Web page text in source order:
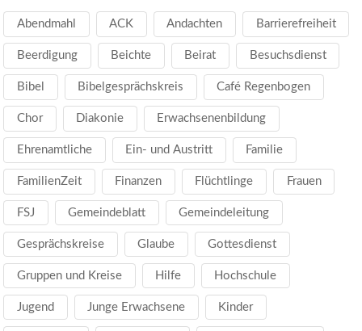
Abendmahl ACK Andachten Barrierefreiheit
Beerdigung Beichte Beirat Besuchsdienst
Bibel Bibelgesprächskreis Café Regenbogen
Chor Diakonie Erwachsenenbildung
Ehrenamtliche Ein- und Austritt Familie
FamilienZeit Finanzen Flüchtlinge Frauen
FSJ Gemeindeblatt Gemeindeleitung
Gesprächskreise Glaube Gottesdienst
Gruppen und Kreise Hilfe Hochschule
Jugend Junge Erwachsene Kinder